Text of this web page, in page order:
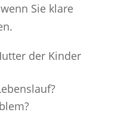
Sie klare
der Kinder